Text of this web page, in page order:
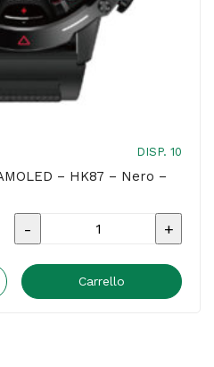
DISP. 10
– HK87 – Nero –
Smartwatch
Display
Carrello